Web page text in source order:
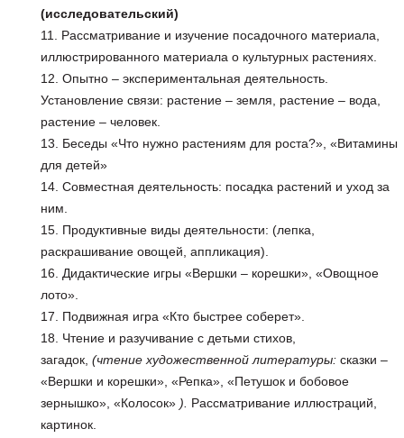
(исследовательский)
Рассматривание и изучение посадочного материала,
иллюстрированного материала о культурных растениях.
Опытно – экспериментальная деятельность.
Установление связи: растение – земля, растение – вода,
растение – человек.
Беседы «Что нужно растениям для роста?», «Витамины
для детей»
Совместная деятельность: посадка растений и уход за
ним.
Продуктивные виды деятельности: (лепка,
раскрашивание овощей, аппликация).
Дидактические игры «Вершки – корешки», «Овощное
лото».
Подвижная игра «Кто быстрее соберет».
Чтение и разучивание с детьми стихов,
загадок, (чтение художественной литературы: сказки –
«Вершки и корешки», «Репка», «Петушок и бобовое
зернышко», «Колосок» ). Рассматривание иллюстраций,
картинок.